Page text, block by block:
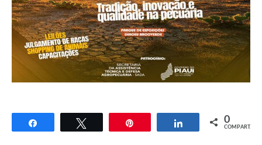
Compartilhar Compartilhar
0
COMPART.